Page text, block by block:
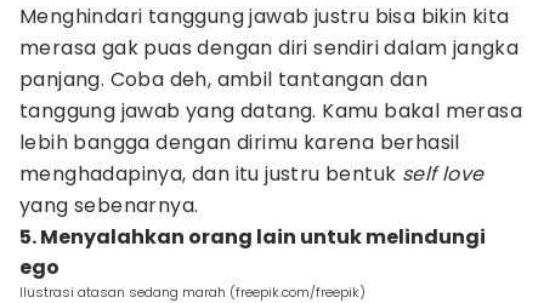
Menghindari tanggung jawab justru bisa bikin kita
merasa gak puas dengan diri sendiri dalam jangka
panjang. Coba deh, ambil tantangan dan
tanggung jawab yang datang. Kamu bakal merasa
lebih bangga dengan dirimu karena berhasil
menghadapinya, dan itu justru bentuk self love
yang sebenarnya.
5. Menyalahkan orang lain untuk melindungi
ego
Ilustrasi atasan sedang marah (freepik.com/freepik)